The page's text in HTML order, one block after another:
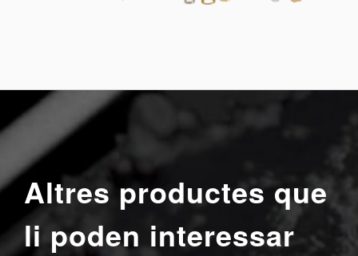
Altres productes que
li poden interessar